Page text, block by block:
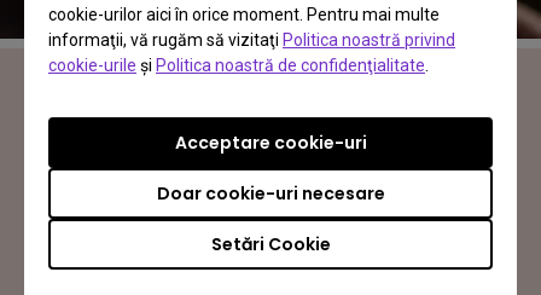
cookie-urilor aici în orice moment. Pentru mai multe
informaţii, vă rugăm să vizitaţi Politica noastră privind
cookie-urile şi Politica noastră de confidenţialitate
Setări Cookie
Doar cookie-uri necesare
Acceptare cookie-uri
Monitor MOBIUZ pentru gaming
Jocul tău. Lumea ta
Aflați mai multe